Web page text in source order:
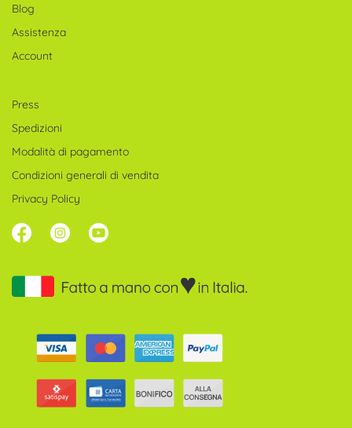
Blog
Assistenza
Account
Press
Spedizioni
Modalità di pagamento
Condizioni generali di vendita
Privacy Policy